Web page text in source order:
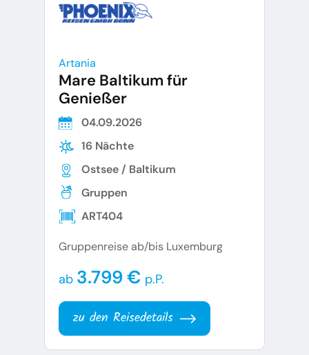
Artania
Mare Baltikum für
Genießer
04.09.2026
16 Nächte
Ostsee / Baltikum
Gruppen
ART404
Gruppenreise ab/bis Luxemburg
ab 3.799 € p.P.
zu den Reisedetails